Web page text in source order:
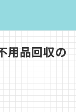
用品回収の